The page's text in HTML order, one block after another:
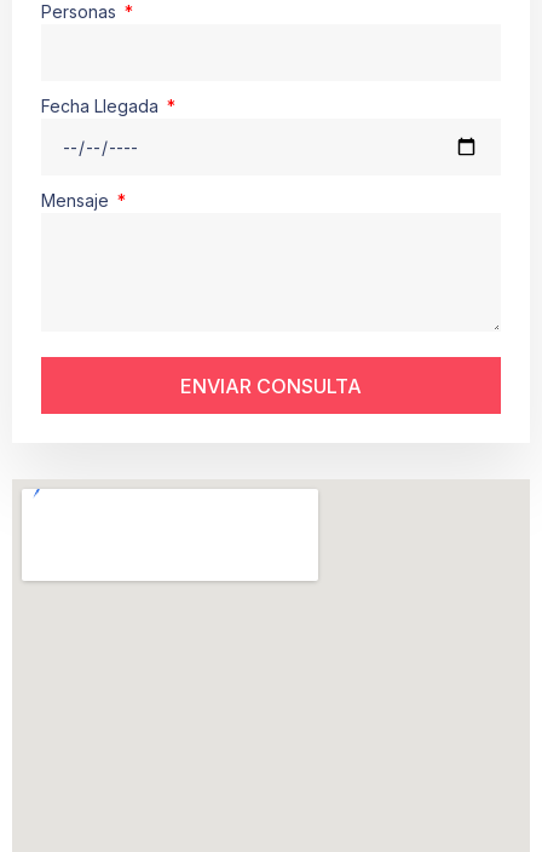
Personas
Fecha Llegada
Mensaje
ENVIAR CONSULTA